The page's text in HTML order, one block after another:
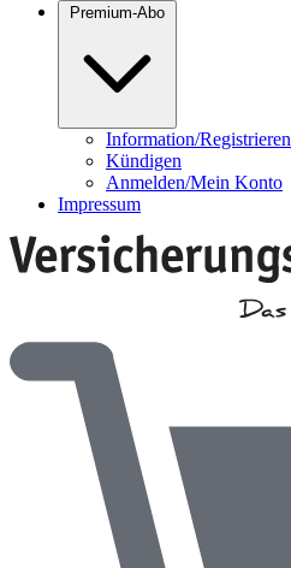
Premium-Abo
Information/Registrieren
Kündigen
Anmelden/Mein Konto
Impressum